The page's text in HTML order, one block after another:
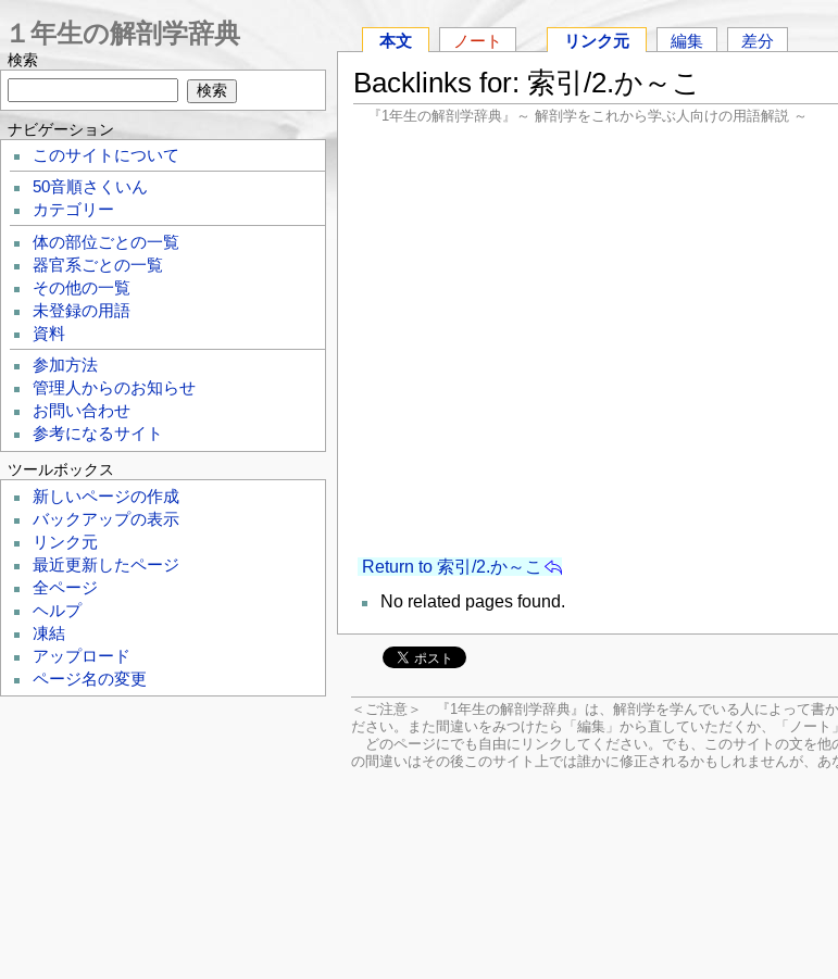
本文 ノート リンク元 編集 差分
Backlinks for: 索引/2.か～こ
『1年生の解剖学辞典』～ 解剖学をこれから学ぶ人向けの用語解説 ～
Return to 索引/2.か～こ
No related pages found.
＜ご注意＞ 『1年生の解剖学辞典』は、解剖学を学んでいる人によって書
ださい。
また間違いをみつけたら「編集」から直していただくか、「ノー
どのページにでも自由にリンクしてください。でも、このサイトの文を
の間違いはその後このサイト上では誰かに修正されるかもしれませんが、
１年生の解剖学辞典
検索
ナビゲーション
このサイトについて
50音順さくいん
カテゴリー
体の部位ごとの一覧
器官系ごとの一覧
その他の一覧
未登録の用語
資料
参加方法
管理人からのお知らせ
お問い合わせ
参考になるサイト
ツールボックス
新しいページの作成
バックアップの表示
リンク元
最近更新したページ
全ページ
ヘルプ
凍結
アップロード
ページ名の変更